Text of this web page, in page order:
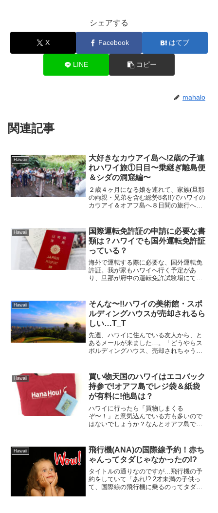
シェアする
X Facebook はてブ
LINE コピー
mahalo
関連記事
Hawaii
大好きなカウアイ島へ!2歳の子連
れハワイ旅①日目〜乗継ぎ離島便
＆シダの洞窟編〜
２歳４ヶ月になる娘を連れて、家族(旦那
の両親・兄弟を含む総勢8名!!)でハワイの
カウアイ＆オアフ島へ８日間の旅行へ行
の島の特徴は、①緑がとても多い ②ビー
チがキレイ ③...
Hawaii
国際運転免許証の申請に必要な書
類は？ハワイでも国外運転免許証
っている？
海外で運転する際に必要な、国外運転免
許証。我が家もハワイへ行く予定があ
り、旦那が府中の運転免許試験場にて取
後、取得される方の参考になれば幸いで
す。国外運転免許証(国際運転...
Hawaii
そんな〜!!ハワイの美術館・スポ
ルディングハウスが売却されるら
しい…T_T
先週、ハワイに住んでいる友人から、と
あるメールが来ました…。「どうやらス
ポルディングハウス、売却されちゃうら
緒に働いたことのあるスタッフもそちら
の美術館にいるため...
Hawaii
買い物天国のハワイはエコバック
持参で!オアフ島でレジ袋＆紙袋
が有料に!他島は？
ハワイに行ったら「買物しまくる
ぞ〜！」と意気込んでいる方も多いので
はないでしょうか？なんとオアフ島で
含めて、ハワイの買い物袋事情はどうな
のでしょうか!?そんな旅行の際に重要
な、ハワイのビニール袋のお話です。
Hawaii
飛行機(ANA)の国際線予約！赤ち
ゃんってタダじゃなかったの!?
タイトルの通りなのですが…飛行機の予
約をしていて「あれ!? 2才未満の子供っ
て、国際線の飛行機に乗るのってタダじ